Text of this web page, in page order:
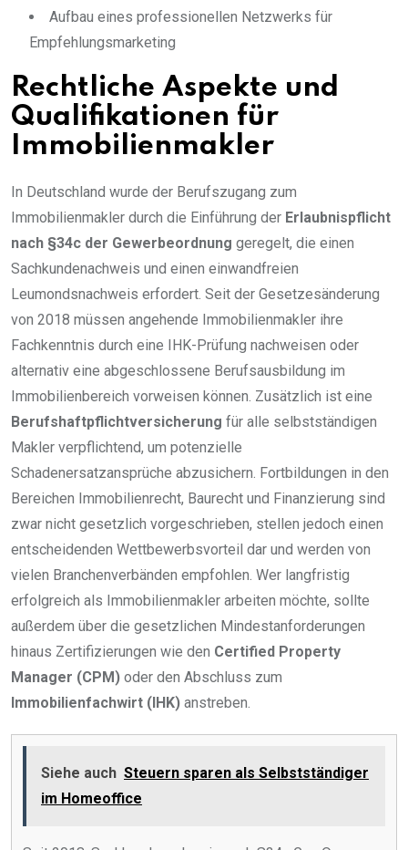
Aufbau eines professionellen Netzwerks für
Empfehlungsmarketing
Rechtliche Aspekte und
Qualifikationen für
Immobilienmakler
In Deutschland wurde der Berufszugang zum
Immobilienmakler durch die Einführung der Erlaubnispflicht
nach §34c der Gewerbeordnung geregelt, die einen
Sachkundenachweis und einen einwandfreien
Leumondsnachweis erfordert. Seit der Gesetzesänderung
von 2018 müssen angehende Immobilienmakler ihre
Fachkenntnis durch eine IHK-Prüfung nachweisen oder
alternativ eine abgeschlossene Berufsausbildung im
Immobilienbereich vorweisen können. Zusätzlich ist eine
Berufshaftpflichtversicherung für alle selbstständigen
Makler verpflichtend, um potenzielle
Schadenersatzansprüche abzusichern. Fortbildungen in den
Bereichen Immobilienrecht, Baurecht und Finanzierung sind
zwar nicht gesetzlich vorgeschrieben, stellen jedoch einen
entscheidenden Wettbewerbsvorteil dar und werden von
vielen Branchenverbänden empfohlen. Wer langfristig
erfolgreich als Immobilienmakler arbeiten möchte, sollte
außerdem über die gesetzlichen Mindestanforderungen
hinaus Zertifizierungen wie den Certified Property
Manager (CPM) oder den Abschluss zum
Immobilienfachwirt (IHK) anstreben.
Siehe auch Steuern sparen als Selbstständiger
im Homeoffice